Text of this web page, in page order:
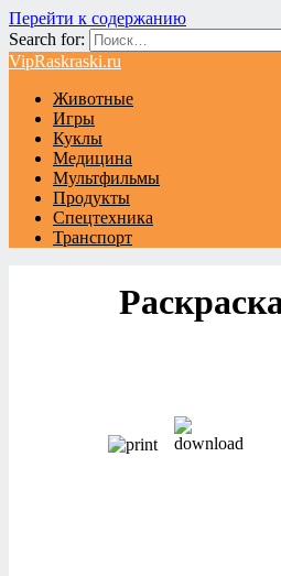
Перейти к содержанию
Search for:
VipRaskraski.ru
Животные
Игры
Куклы
Медицина
Мультфильмы
Продукты
Спецтехника
Транспорт